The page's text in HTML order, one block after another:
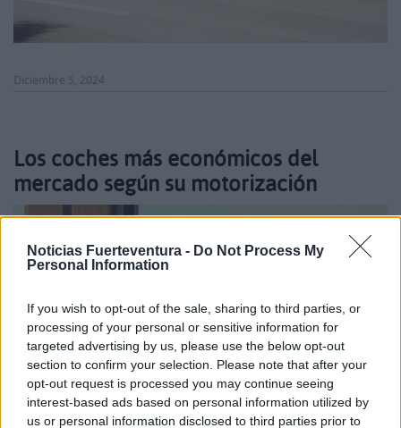
Noticias Fuerteventura - Do Not Process My
Personal Information
If you wish to opt-out of the sale, sharing to third parties, or
processing of your personal or sensitive information for
targeted advertising by us, please use the below opt-out
section to confirm your selection. Please note that after your
opt-out request is processed you may continue seeing
interest-based ads based on personal information utilized by
us or personal information disclosed to third parties prior to
Diciembre 5, 2024
Los coches más económicos del
mercado según su motorización